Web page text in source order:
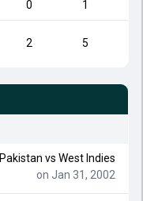
0 1
2 5
Pakistan vs West Indies
on Jan 31, 2002